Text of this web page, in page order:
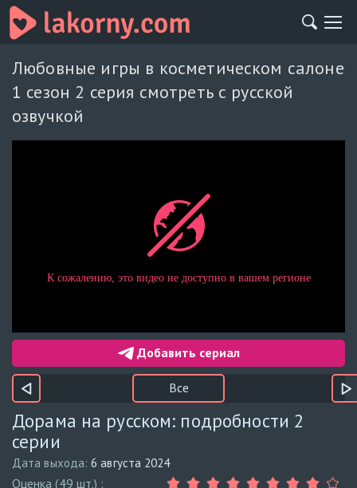
Любовные игры в косметическом салоне
1 сезон 2 серия смотреть с русской
озвучкой
Добавить сериал
Все
Дорама на русском: подробности 2
серии
Дата выхода:6 августа 2024
Оценка (49 шт.) :